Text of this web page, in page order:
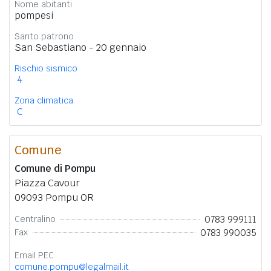
Nome abitanti
pompesi
Santo patrono
San Sebastiano - 20 gennaio
Rischio sismico
4
Zona climatica
C
Comune
Comune di Pompu
Piazza Cavour
09093 Pompu OR
Centralino 0783 999111
Fax 0783 990035
Email PEC
comune.pompu@legalmail.it